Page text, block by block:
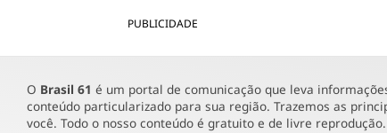
PUBLICIDADE
O Brasil 61 é um portal de comunicação que leva
conteúdo particularizado para sua região. Trazemos as
você. Todo o nosso conteúdo é gratuito e de livre reprodução.